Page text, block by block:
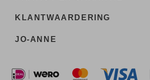
KLANTWAARDERING
JO-ANNE